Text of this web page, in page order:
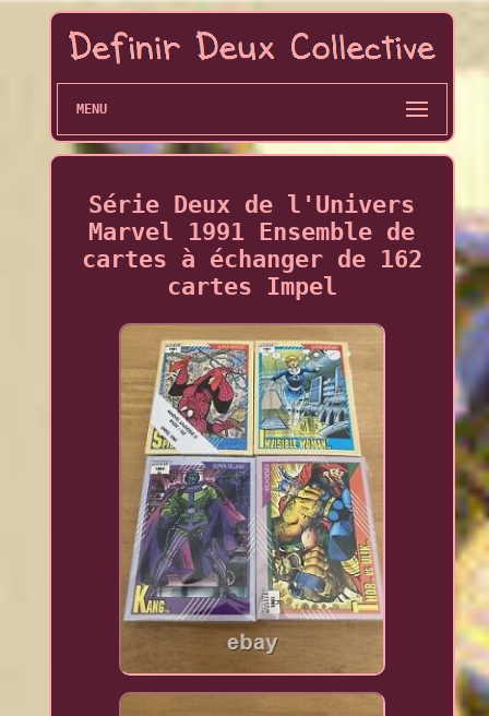
MENU
Série Deux de l'Univers
Marvel 1991 Ensemble de
cartes à échanger de 162
cartes Impel